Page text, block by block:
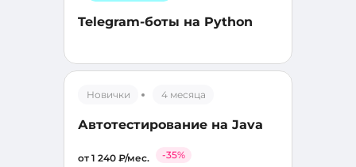
Telegram-боты на Python
Новички 4 месяца
Автотестирование на Java
от 1 240 ₽/мес.
-35%